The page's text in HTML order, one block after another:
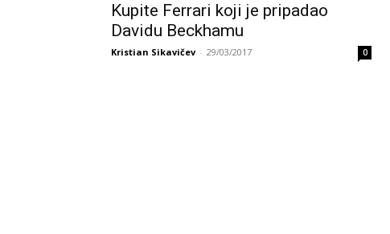
Kupite Ferrari koji je pripadao
Davidu Beckhamu
Kristian Sikavičev - 29/03/2017 0